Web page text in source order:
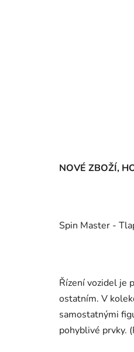
NOVÉ ZBOŽÍ,
Spin Master -
Řízení vozidel je
ostatním. V
samostatnými
pohyblivé prvky.